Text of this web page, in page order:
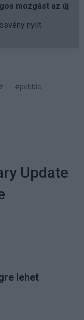
mozgást az új
nyílt
#pebble
Update
lehet